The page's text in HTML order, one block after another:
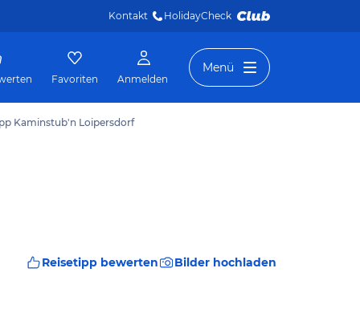
Kontakt HolidayCheck
Favoriten Anmelden
Menü
Kaminstub'n Loipersdorf
Reisetipp bewerten Bilder hochladen